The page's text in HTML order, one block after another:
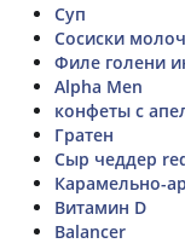
Суп
Сосиски
Филе голени
Alpha Men
конфеты с
Гратен
Сыр чеддер
Карамельно-
Витамин D
Balancer